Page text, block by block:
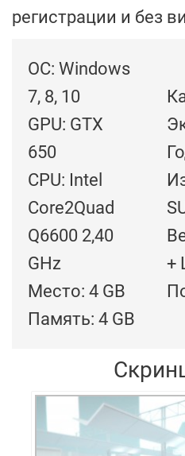
регистрации и без
ОС: Windows
7, 8, 10
GPU: GTX
650
CPU: Intel
Core2Quad
Q6600 2,40
GHz
Место: 4 GB
Память: 4 GB
+